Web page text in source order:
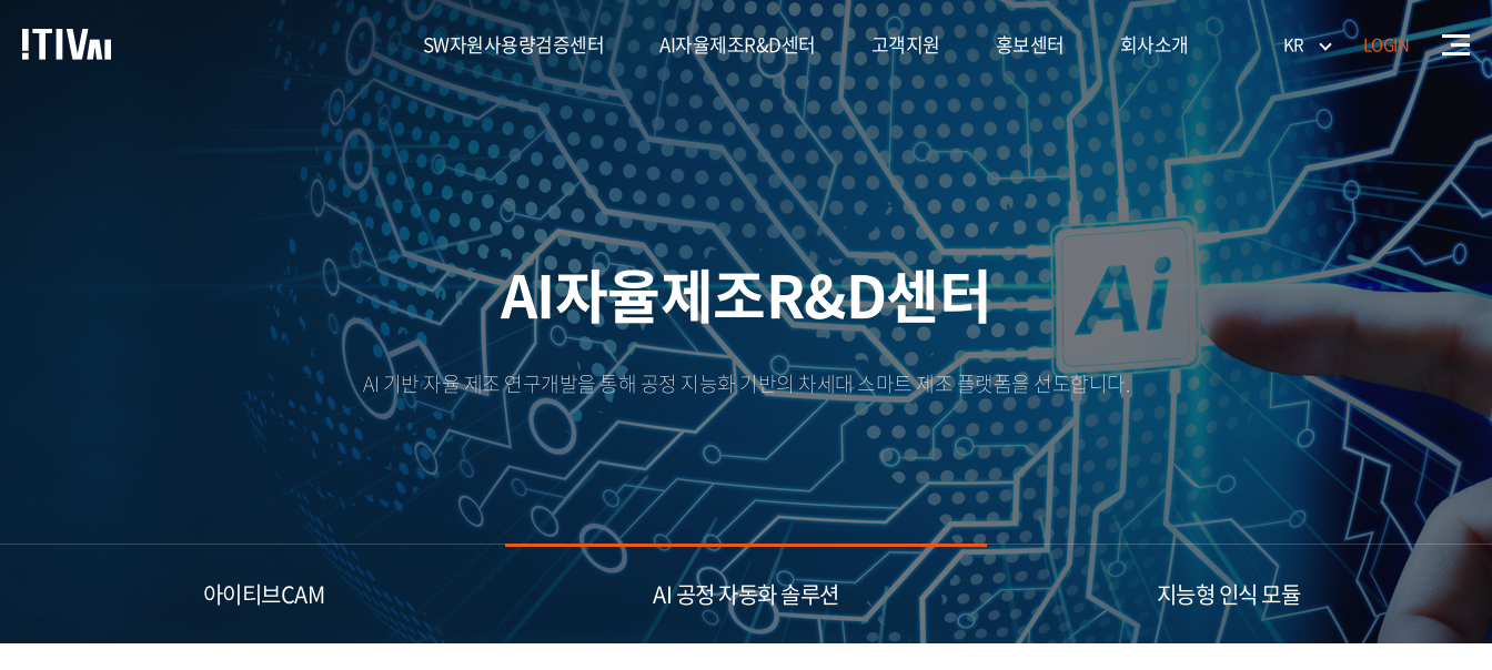
SW자원사용량검증센터 AI자율제조R&D센터 고객지원 홍보센터 회사소개 KR LOGIN
SW자원사용량검증센터
단위테스트
AI자율제조R&D센터
아이티브CAM
AI 공정 자동화 솔루션
용접 X 적층제조 자동화 솔루션
미세 표면 검사 솔루션
열화상 X 비전 검사 솔루션
지능형 인식 모듈
고객지원
제품/교육문의
원격지원
교육신청
홍보센터 회사소개
About
기술현황
ITIV Way
AI자율제조R&D센터
AI 기반 자율 제조 연구개발을 통해 공정 지능화 기반의 차세대 스마트 제조 플랫폼을 선도합니다.
아이티브CAM​ AI 공정 자동화 솔루션​ 지능형 ​인식 모듈